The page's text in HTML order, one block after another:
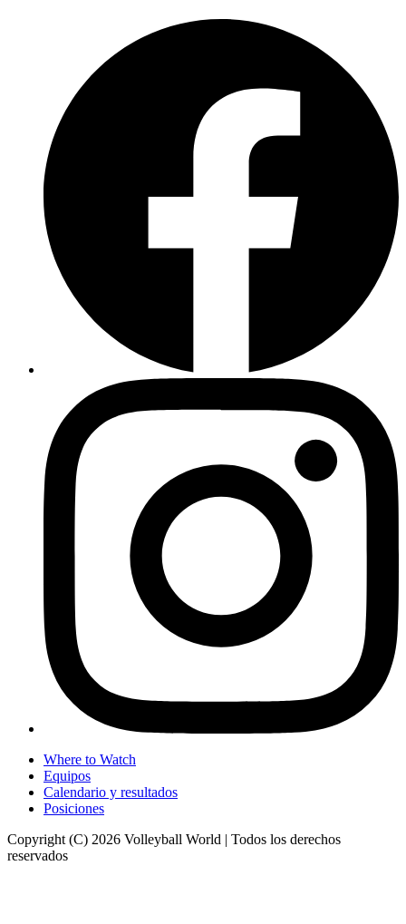
Where to Watch
Equipos
Calendario y resultados
Posiciones
Copyright (C) 2026 Volleyball World | Todos los derechos
reservados